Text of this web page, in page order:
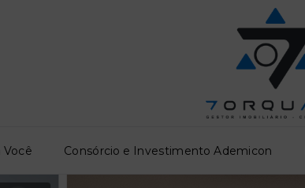
Você Consórcio e Investimento Ademicon